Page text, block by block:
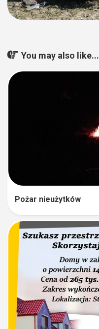
You may also like...
Pożar nieużytków